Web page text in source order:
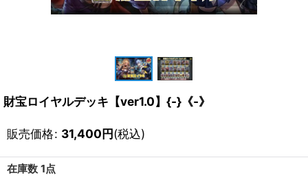
財宝ロイヤルデッキ【ver1.0】{-}《-》
販売価格: 31,400円(税込)
在庫数 1点